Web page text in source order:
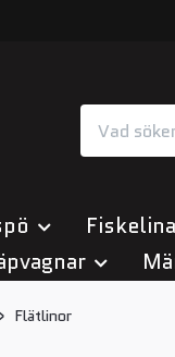
Fiskelina
Flätlinor